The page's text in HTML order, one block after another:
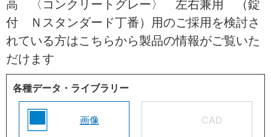
高 〈コンクリートグレー〉 左右兼用 （錠
付 Ｎスタンダード丁番）用のご採用を検討さ
れている方はこちらから製品の情報がご覧いた
だけます
各種データ・ライブラリー
画像 CAD